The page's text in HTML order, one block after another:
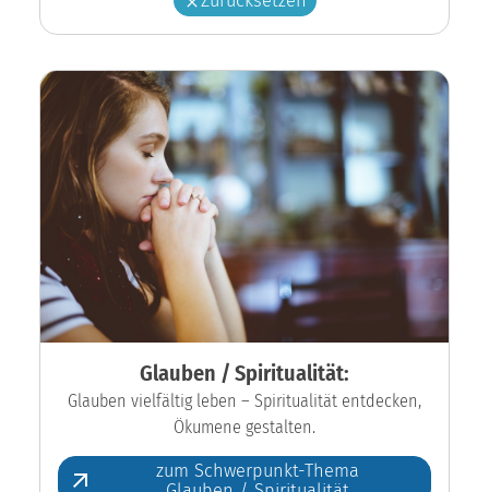
Glauben / Spiritualität:
Glauben vielfältig leben – Spiritualität entdecken,
Ökumene gestalten.
zum Schwerpunkt-Thema
Glauben / Spiritualität